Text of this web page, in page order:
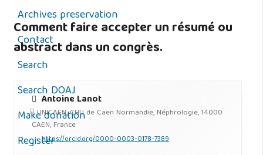
Archives preservation
Contact
Search
Search DOAJ
Make donation
Register
Comment faire accepter un résumé ou
abstract dans un congrès.
Antoine Lanot
UNICAEN, CHU de Caen Normandie, Néphrologie, 14000
CAEN, France
https://orcid.org/0000-0003-0178-7389